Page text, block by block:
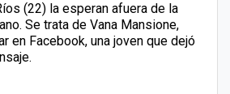
(22) la esperan afuera de la
Se trata de Vana Mansione,
en Facebook, una joven que dejó